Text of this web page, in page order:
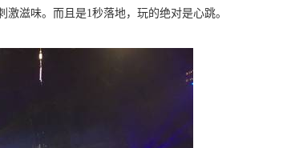
滋味。而且是1秒落地，玩的绝对是心跳。